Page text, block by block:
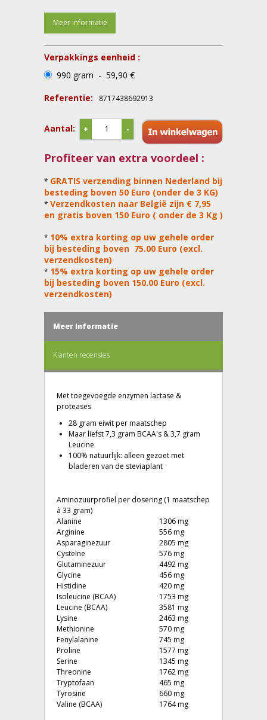
Meer informatie
Verpakkings eenheid :
990 gram - 59,90 €
Referentie:
8717438692913
Aantal: + -
Profiteer van extra voordeel :
* GRATIS verzending binnen Nederland bij
besteding boven 50 Euro (onder de 3 KG)
* Verzendkosten naar België zijn € 7,95
en gratis boven 150 Euro ( onder de 3 Kg )
* 10% extra korting op uw gehele order
bij besteding boven 75.00 Euro (excl.
verzendkosten)
* 15% extra korting op uw gehele order
bij besteding boven 150.00 Euro (excl.
verzendkosten)
Meer informatie
Klanten recensies
Met toegevoegde enzymen lactase &
proteases
28 gram eiwit per maatschep
Maar liefst 7,3 gram BCAA's & 3,7 gram
Leucine
100% natuurlijk: alleen gezoet met
bladeren van de steviaplant
Aminozuurprofiel per dosering (1 maatschep
à 33 gram)
Alanine
1306 mg
Arginine
556 mg
Asparaginezuur
2805 mg
Cysteïne
576 mg
Glutaminezuur
4492 mg
Glycine
456 mg
Histidine
420 mg
Isoleucine (BCAA)
1753 mg
Leucine (BCAA)
3581 mg
Lysine
2463 mg
Methionine
570 mg
Fenylalanine
745 mg
Proline
1577 mg
Serine
1345 mg
Threonine
1762 mg
Tryptofaan
465 mg
Tyrosine
660 mg
Valine (BCAA)
1764 mg